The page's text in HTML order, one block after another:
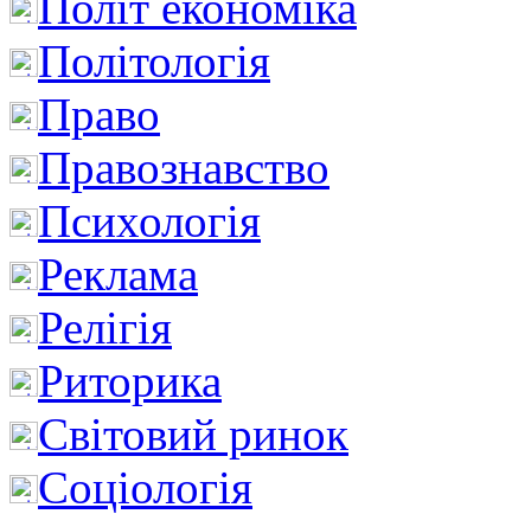
Політологія
Право
Правознавство
Психологія
Реклама
Релігія
Риторика
Світовий ринок
Соціологія